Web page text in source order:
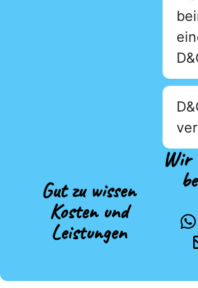
Gut zu wissen
Kosten und
Leistungen
Wir